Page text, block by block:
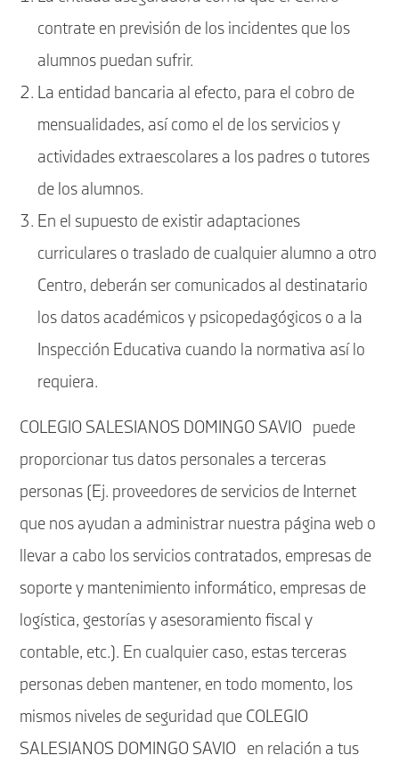
contrate en previsión de los incidentes que los
alumnos puedan sufrir.
La entidad bancaria al efecto, para el cobro de
mensualidades, así como el de los servicios y
actividades extraescolares a los padres o tutores
de los alumnos.
En el supuesto de existir adaptaciones
curriculares o traslado de cualquier alumno a otro
Centro, deberán ser comunicados al destinatario
los datos académicos y psicopedagógicos o a la
Inspección Educativa cuando la normativa así lo
requiera.
COLEGIO SALESIANOS DOMINGO SAVIO puede
proporcionar tus datos personales a terceras
personas (Ej. proveedores de servicios de Internet
que nos ayudan a administrar nuestra página web o
llevar a cabo los servicios contratados, empresas de
soporte y mantenimiento informático, empresas de
logística, gestorías y asesoramiento fiscal y
contable, etc.). En cualquier caso, estas terceras
personas deben mantener, en todo momento, los
mismos niveles de seguridad que COLEGIO
SALESIANOS DOMINGO SAVIO en relación a tus